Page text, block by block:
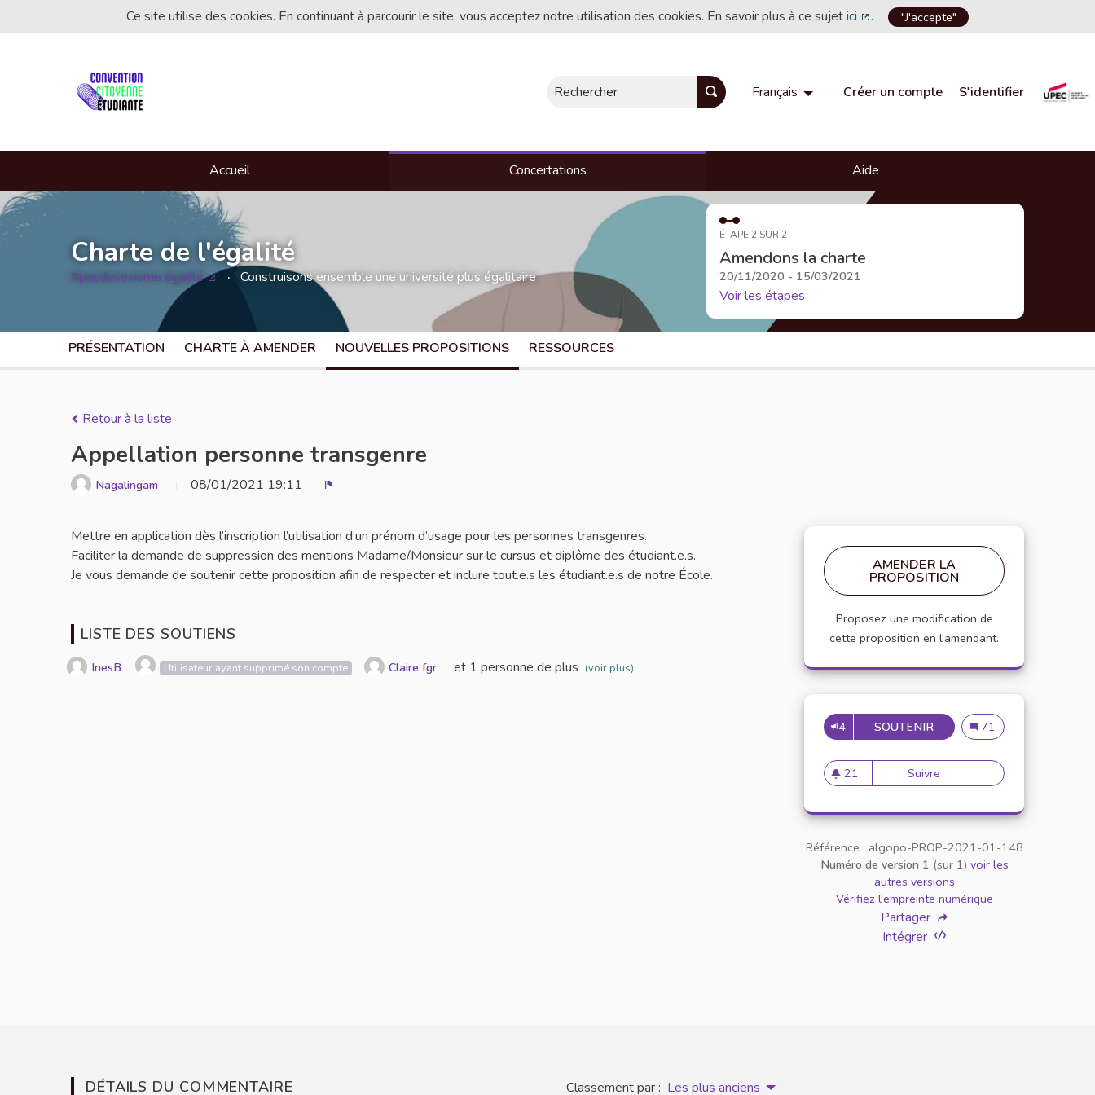
Ce site utilise des cookies. En continuant à parcourir le site, vous acceptez notre utilisation des cookies. En savoir plus à ce sujetici
(Lien externe)
. "J'accepte"
Rechercher Français Choisir la langueChoose language
Créer un compte S'identifier
Accueil Concertations Aide
Charte de l'égalité
#pasdesexisme égalité Construisons ensemble une université plus égalitaire
ÉTAPE 2 SUR 2
Amendons la charte
20/11/2020 - 15/03/2021
Voir les étapes
PRÉSENTATION CHARTE À AMENDER NOUVELLES PROPOSITIONS RESSOURCES
Retour à la liste
Appellation personne transgenre
Nagalingam 08/01/2021 19:11
Mettre en application dès l’inscription l’utilisation d’un prénom d’usage pour les personnes transgenres.
Faciliter la demande de suppression des mentions Madame/Monsieur sur le cursus et diplôme des étudiant.e.s.
Je vous demande de soutenir cette proposition afin de respecter et inclure tout.e.s les étudiant.e.s de notre École.
LISTE DES SOUTIENS
InesB Utilisateur ayant supprimé son compte Claire fgr et 1 personne de plus (voir plus)
AMENDER LA
PROPOSITION
Proposez une modification de
cette proposition en l'amendant.
4 SOUTENIR APPELLATION PERSONNE
Appellation personne
71
21
21 abonnés
Suivre Appellation personne
Référence : algopo-PROP-2021-01-148
Numéro de version 1 (sur 1) voir les
autres versions
Vérifiez l'empreinte numérique
Partager
Intégrer
DÉTAILS DU COMMENTAIRE Classement par : Les plus anciens